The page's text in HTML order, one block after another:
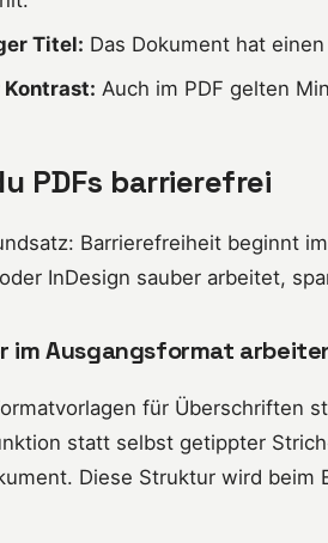
Titel: Das Dokument hat
Auch im PDF gelten
PDFs barrierefrei
Barrierefreiheit beginnt
InDesign sauber arbeitet,
im Ausgangsformat
für Überschriften
statt selbst getippter
Diese Struktur wird beim